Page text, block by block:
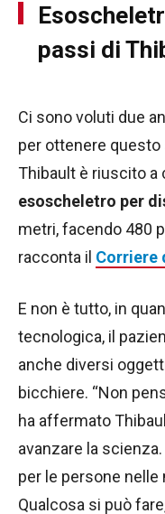
passi di
Ci sono voluti due
per ottenere
Thibault è riuscito a
esoscheletro per
metri, facendo 480
racconta il Corriere
E non è tutto, in
tecnologica, il
anche diversi
bicchiere. “Non
ha affermato
avanzare la
per le persone
Qualcosa si può